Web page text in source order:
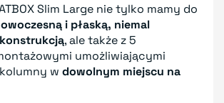
Slim Large nie tylko mamy do
i płaską, niemal
, ale także z 5
umożliwiającymi
w dowolnym miejscu na